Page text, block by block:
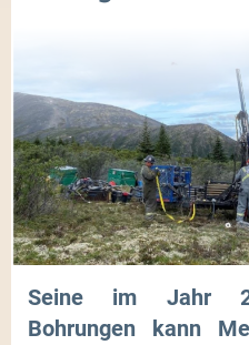
Seine im Jahr
Bohrungen kann